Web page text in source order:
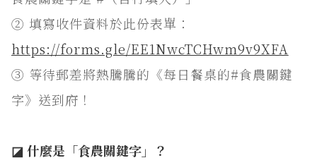
② 填寫收件資料於此份表單：
https://forms.gle/EE1NwcTCHwm9v9XFA
③ 等待郵差將熱騰騰的《每日餐桌的#食農關鍵
字》送到府！
◪ 什麼是「食農關鍵字」？